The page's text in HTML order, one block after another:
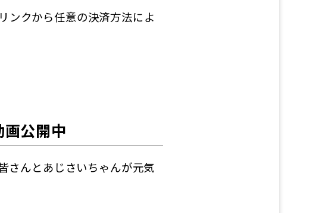
ンクから任意の決済方法によ
画公開中
さんとあじさいちゃんが元気